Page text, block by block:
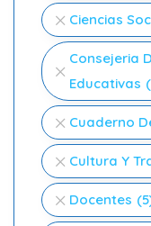
Ciencias
Consejeria
Educativas
Cuaderno
Cultura Y
Docentes